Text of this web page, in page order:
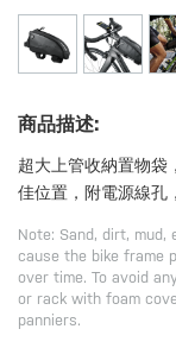
商品描述:
超大上管收納置物袋
佳位置，附電源線孔
Note: Sand, dirt,
cause the bike frame
over time. To avoid
or rack with foam
panniers.